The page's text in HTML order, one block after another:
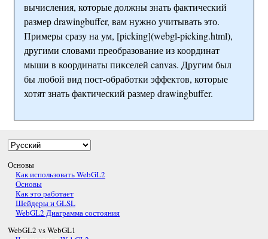
вычисления, которые должны знать фактический
размер drawingbuffer, вам нужно учитывать это.
Примеры сразу на ум, [picking](webgl-picking.html),
другими словами преобразование из координат
мыши в координаты пикселей canvas. Другим был
бы любой вид пост-обработки эффектов, которые
хотят знать фактический размер drawingbuffer.
Основы
Как использовать WebGL2
Основы
Как это работает
Шейдеры и GLSL
WebGL2 Диаграмма состояния
WebGL2 vs WebGL1